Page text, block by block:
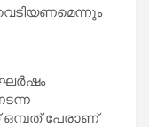
പേരാണ്